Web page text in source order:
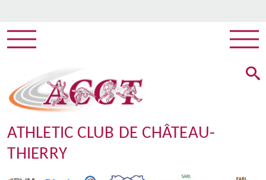
ATHLETIC CLUB DE CHÂTEAU-
THIERRY